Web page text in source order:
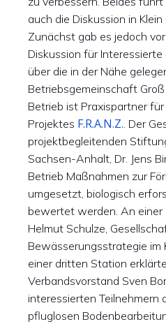
auch die Diskussion in
Zunächst gab es jedoch
Diskussion für
über die in der Nähe
Betriebsgemeinschaft
Betrieb ist Praxispartner
Projektes F.R.A.N.Z.. Der
projektbegleitenden
Sachsen-Anhalt, Dr. Jens
Betrieb Maßnahmen zur
umgesetzt, biologisch
bewertet werden. An
Helmut Schulze,
Bewässerungsstrategie im
einer dritten Station
Verbandsvorstand Sven
interessierten Teilnehmern
pfluglosen